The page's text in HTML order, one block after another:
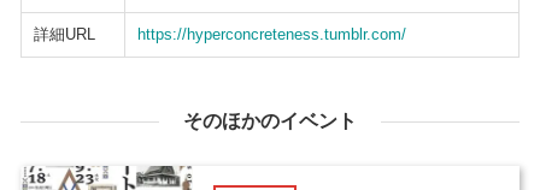
詳細URL https://hyperconcreteness.tumblr.com/
そのほかのイベント